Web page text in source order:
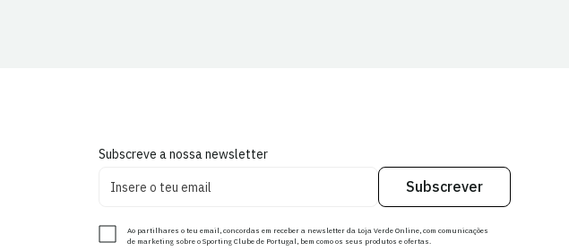
Subscreve a nossa newsletter
Subscrever
Ao partilhares o teu email, concordas em receber a newsletter da Loja Verde Online, com comunicações
de marketing sobre o Sporting Clube de Portugal, bem como os seus produtos e ofertas.